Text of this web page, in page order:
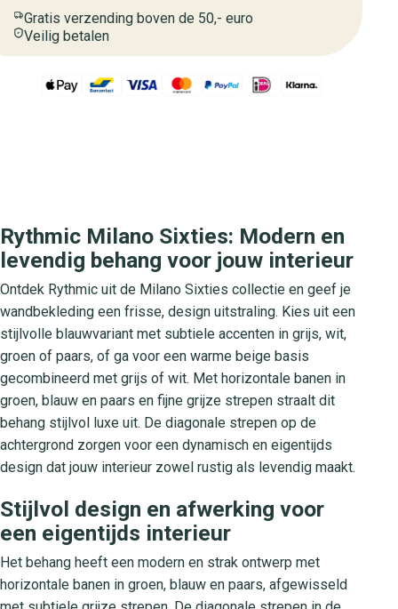
Gratis verzending boven de 50,- euro
Veilig betalen
Rythmic Milano Sixties: Modern en
levendig behang voor jouw interieur
Ontdek Rythmic uit de Milano Sixties collectie en geef je
wandbekleding een frisse, design uitstraling. Kies uit een
stijlvolle blauwvariant met subtiele accenten in grijs, wit,
groen of paars, of ga voor een warme beige basis
gecombineerd met grijs of wit. Met horizontale banen in
groen, blauw en paars en fijne grijze strepen straalt dit
behang stijlvol luxe uit. De diagonale strepen op de
achtergrond zorgen voor een dynamisch en eigentijds
design dat jouw interieur zowel rustig als levendig maakt.
Stijlvol design en afwerking voor
een eigentijds interieur
Het behang heeft een modern en strak ontwerp met
horizontale banen in groen, blauw en paars, afgewisseld